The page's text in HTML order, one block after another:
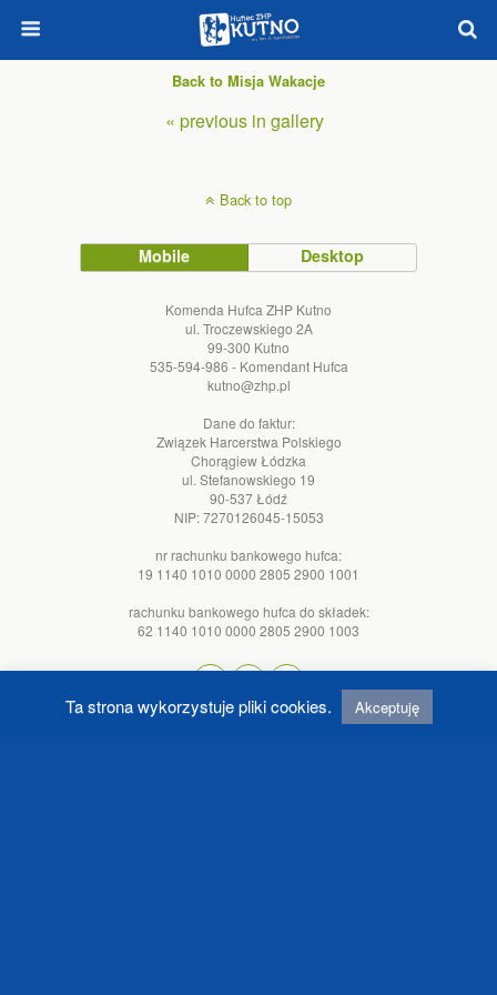
Back to Misja Wakacje
« previous in gallery
Back to top
Mobile Desktop
Komenda Hufca ZHP Kutno
ul. Troczewskiego 2A
99-300 Kutno
535-594-986 - Komendant Hufca
kutno@zhp.pl
Dane do faktur:
Związek Harcerstwa Polskiego
Chorągiew Łódzka
ul. Stefanowskiego 19
90-537 Łódź
NIP: 7270126045-15053
nr rachunku bankowego hufca:
19 1140 1010 0000 2805 2900 1001
rachunku bankowego hufca do składek:
62 1140 1010 0000 2805 2900 1003
Ta strona wykorzystuje pliki cookies. Akceptuję